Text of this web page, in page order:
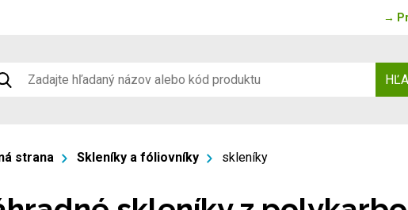
→
strana Skleníky a fóliovníky skleníky